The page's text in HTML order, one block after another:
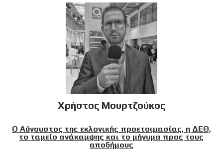
Χρήστος Μουρτζούκος
Ο Αύγουστος της εκλογικής προετοιμασίας, η ΔΕΘ,
το ταμείο ανάκαμψης και το μήνυμα προς τους
αποδήμους